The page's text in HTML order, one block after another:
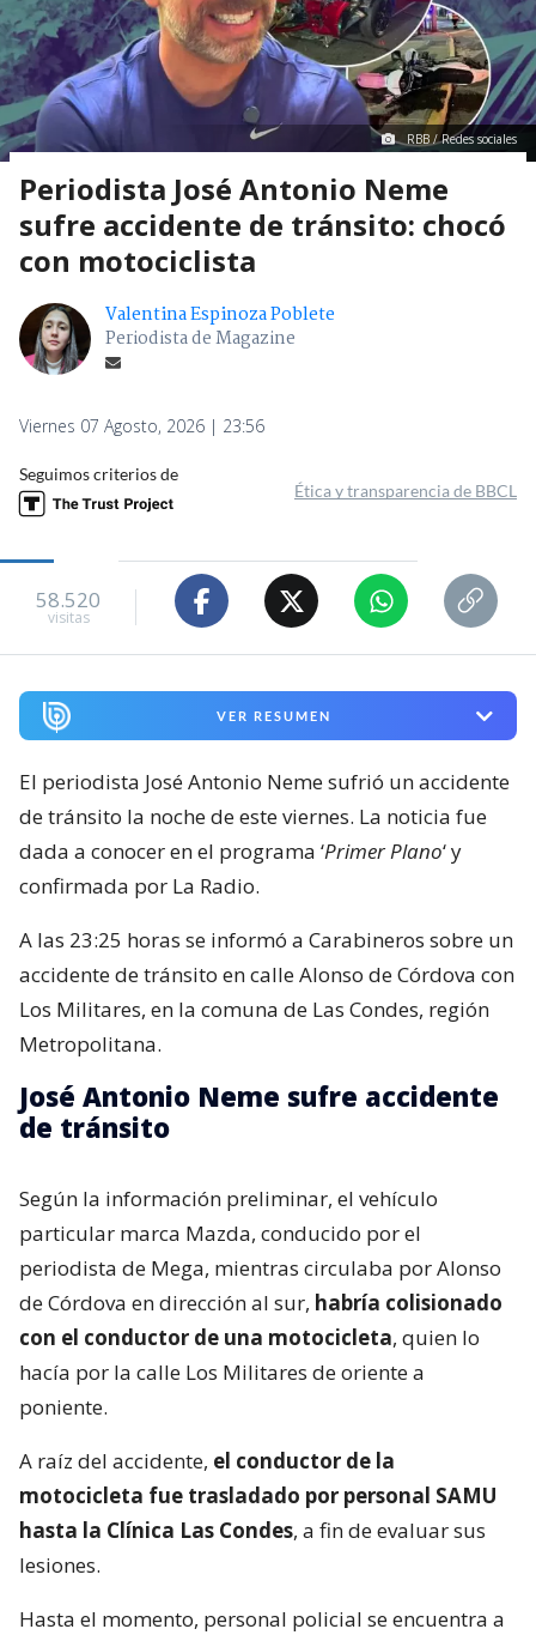
RBB / Redes sociales
Periodista José Antonio Neme
sufre accidente de tránsito: chocó
con motociclista
Valentina Espinoza Poblete
Periodista de Magazine
Viernes 07 Agosto, 2026 | 23:56
Seguimos criterios de
Ética y transparencia de BBCL
58.520
visitas
VER RESUMEN
El periodista José Antonio Neme sufrió un accidente
de tránsito la noche de este viernes. La noticia fue
dada a conocer en el programa ‘Primer Plano‘ y
confirmada por La Radio.
A las 23:25 horas se informó a Carabineros sobre un
accidente de tránsito en calle Alonso de Córdova con
Los Militares, en la comuna de Las Condes, región
Metropolitana.
José Antonio Neme sufre accidente
de tránsito
Según la información preliminar, el vehículo
particular marca Mazda, conducido por el
periodista de Mega, mientras circulaba por Alonso
de Córdova en dirección al sur, habría colisionado
con el conductor de una motocicleta, quien lo
hacía por la calle Los Militares de oriente a
poniente.
A raíz del accidente, el conductor de la
motocicleta fue trasladado por personal SAMU
hasta la Clínica Las Condes, a fin de evaluar sus
lesiones.
Hasta el momento, personal policial se encuentra a